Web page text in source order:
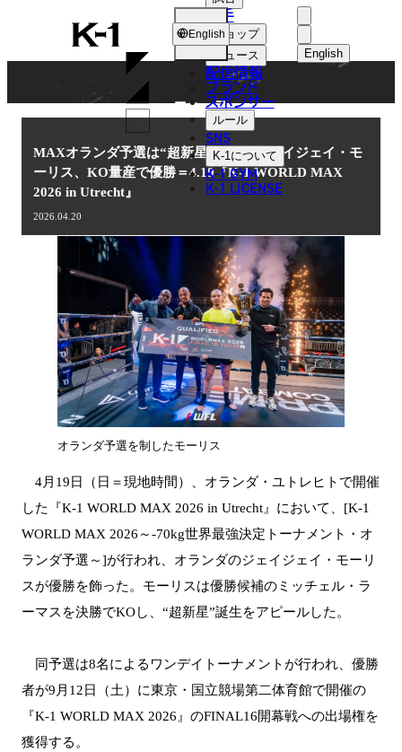
K-
1
English
한국어
選手
ショップ
ニュース
配信情報
ブランド
スポンサー
ルール
SNS
K-1について
K-1 GYM
K-1 LICENSE
English
NEWS
ニュース
MAXオランダ予選は“超新星”誕生！ジェイジェイ・モ
ーリス、KO量産で優勝＝4.19『K-1 WORLD MAX
2026 in Utrecht』
2026.04.20
オランダ予選を制したモーリス
4月19日（日＝現地時間）、オランダ・ユトレヒトで開催
した『K-1 WORLD MAX 2026 in Utrecht』において、[K-1
WORLD MAX 2026～-70kg世界最強決定トーナメント・オ
ランダ予選～]が行われ、オランダのジェイジェイ・モーリ
スが優勝を飾った。モーリスは優勝候補のミッチェル・ラ
ーマスを決勝でKOし、“超新星”誕生をアピールした。
同予選は8名によるワンデイトーナメントが行われ、優勝
者が9月12日（土）に東京・国立競場第二体育館で開催の
『K-1 WORLD MAX 2026』のFINAL16開幕戦への出場権を
獲得する。